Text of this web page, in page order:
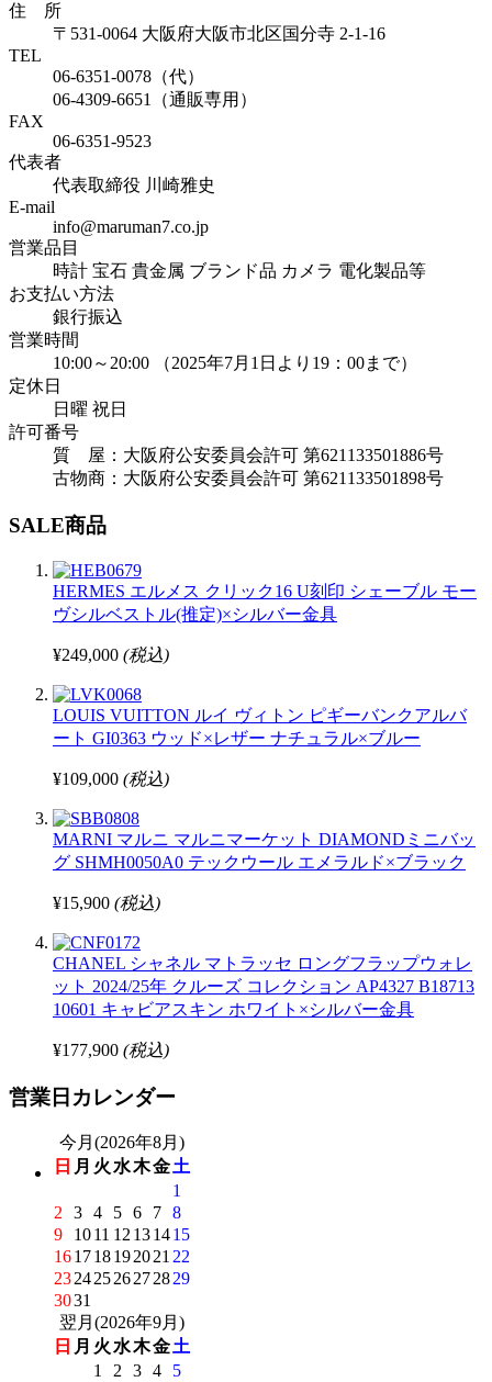
住 所
〒531-0064 大阪府大阪市北区国分寺 2-1-16
TEL
06-6351-0078（代）
06-4309-6651（通販専用）
FAX
06-6351-9523
代表者
代表取締役 川崎雅史
E-mail
info@maruman7.co.jp
営業品目
時計 宝石 貴金属 ブランド品 カメラ 電化製品等
お支払い方法
銀行振込
営業時間
10:00～20:00 （2025年7月1日より19：00まで）
定休日
日曜 祝日
許可番号
質 屋：大阪府公安委員会許可 第621133501886号
古物商：大阪府公安委員会許可 第621133501898号
SALE商品
HERMES エルメス クリック16 U刻印 シェーブル モー
ヴシルベストル(推定)×シルバー金具
¥249,000 (税込)
LOUIS VUITTON ルイ ヴィトン ピギーバンクアルバ
ート GI0363 ウッド×レザー ナチュラル×ブルー
¥109,000 (税込)
MARNI マルニ マルニマーケット DIAMONDミニバッ
グ SHMH0050A0 テックウール エメラルド×ブラック
¥15,900 (税込)
CHANEL シャネル マトラッセ ロングフラップウォレ
ット 2024/25年 クルーズ コレクション AP4327 B18713
10601 キャビアスキン ホワイト×シルバー金具
¥177,900 (税込)
営業日カレンダー
今月(2026年8月)
日 月 火 水木金土
1
2
3 4 5 6 7 8
9
1011 12 131415
161718192021 22
23242526272829
3031
翌月(2026年9月)
日 月 火 水木金土
1
2 3 4 5